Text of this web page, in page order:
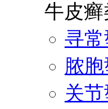
牛皮癣
寻
脓
关